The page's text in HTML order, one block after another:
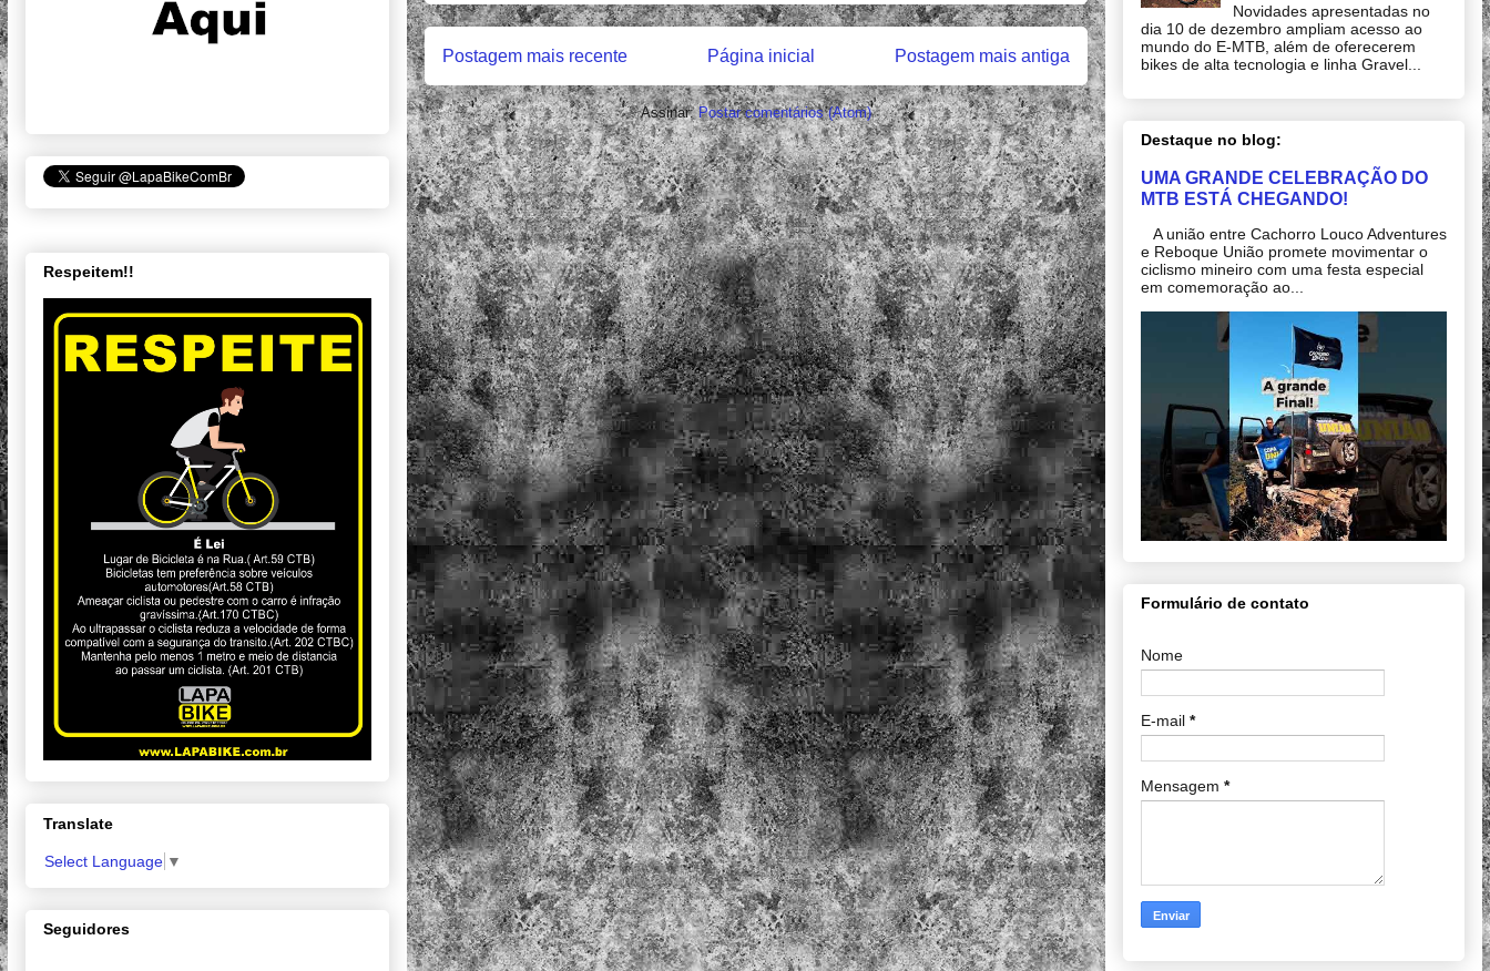
Postagem mais recente Postagem mais antiga
Página inicial
Assinar:Postar comentários (Atom)
Respeitem!!
Translate
Select Language ▼
Seguidores
Novidades apresentadas no
dia 10 de dezembro ampliam acesso ao
mundo do E-MTB, além de oferecerem
bikes de alta tecnologia e linha Gravel...
Destaque no blog:
UMA GRANDE CELEBRAÇÃO DO
MTB ESTÁ CHEGANDO!
A união entre Cachorro Louco Adventures
e Reboque União promete movimentar o
ciclismo mineiro com uma festa especial
em comemoração ao...
Formulário de contato
Nome
E-mail *
Mensagem *